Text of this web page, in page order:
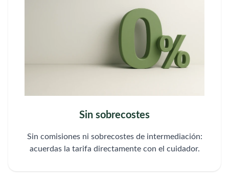
Sin sobrecostes
Sin comisiones ni sobrecostes de intermediación:
acuerdas la tarifa directamente con el cuidador.